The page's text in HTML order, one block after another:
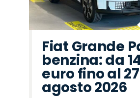
Fiat Grande
benzina: da
euro fino al 27
agosto 2026